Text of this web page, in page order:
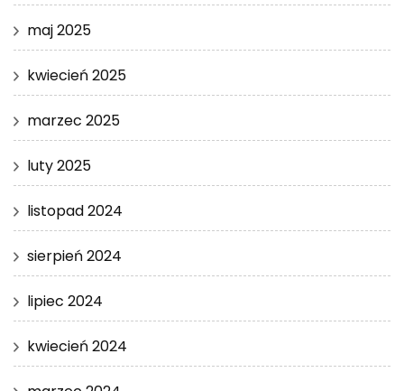
maj 2025
kwiecień 2025
marzec 2025
luty 2025
listopad 2024
sierpień 2024
lipiec 2024
kwiecień 2024